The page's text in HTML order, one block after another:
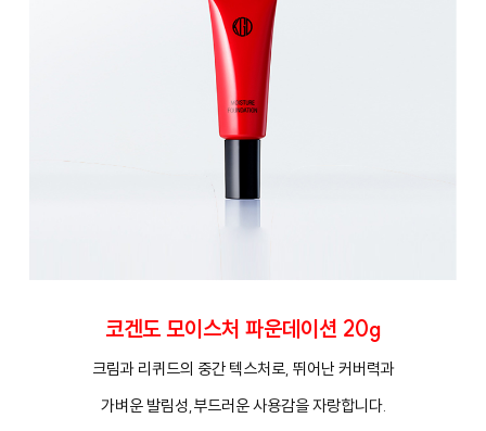
코겐도 모이스처 파운데이션 20g
크림과 리퀴드의 중간 텍스처로, 뛰어난 커버력과
가벼운 발림성,부드러운 사용감을 자랑합니다.